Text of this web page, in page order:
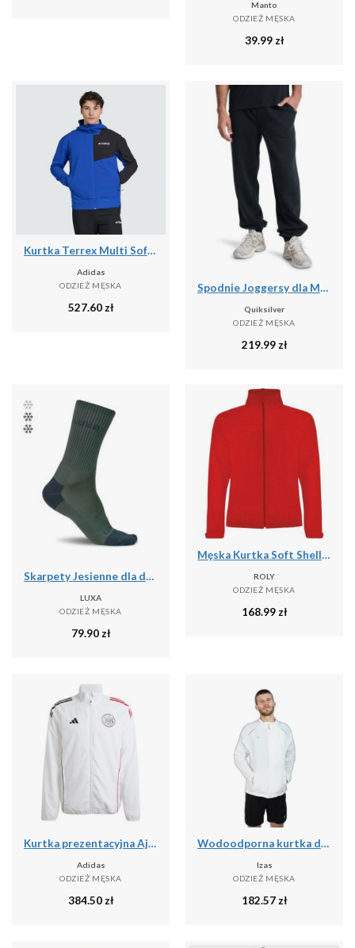
Manto
ODZIEŻ MĘSKA
39.99 zł
Kurtka Terrex Multi Softshell
Adidas
ODZIEŻ MĘSKA
527.60 zł
Spodnie Joggersy dla Mężczyzn SALT WATER
Quiksilver
ODZIEŻ MĘSKA
219.99 zł
Skarpety Jesienne dla dorosłych LUXA Finest
LUXA
ODZIEŻ MĘSKA
79.90 zł
Męska Kurtka Soft Shell Rudolph
ROLY
ODZIEŻ MĘSKA
168.99 zł
Kurtka prezentacyjna Ajax Amsterdam 2025/26
Adidas
ODZIEŻ MĘSKA
384.50 zł
Wodoodporna kurtka do biegania Izas Brezel II
Izas
ODZIEŻ MĘSKA
182.57 zł